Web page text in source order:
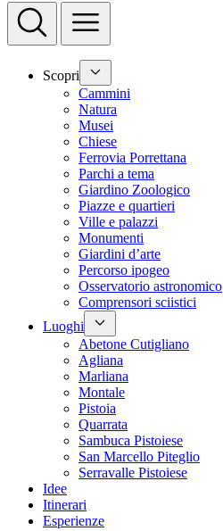
Scopri
Cammini
Natura
Musei
Chiese
Ferrovia Porrettana
Parchi a tema
Giardino Zoologico
Piazze e quartieri
Ville e palazzi
Monumenti
Giardini d’arte
Percorso ipogeo
Osservatorio astronomico
Comprensori sciistici
Luoghi
Abetone Cutigliano
Agliana
Marliana
Montale
Pistoia
Quarrata
Sambuca Pistoiese
San Marcello Piteglio
Serravalle Pistoiese
Idee
Itinerari
Esperienze